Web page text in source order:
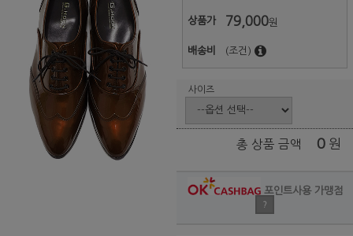
상품가 79,000원
배송비 (조건)
사이즈
총 상품 금액 0 원
포인트사용 가맹점
?